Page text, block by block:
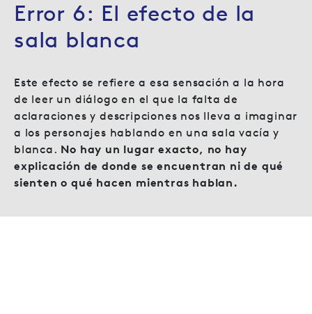
Error 6: El efecto de la
sala blanca
Este efecto se refiere a esa sensación a la hora
de leer un diálogo en el que la falta de
aclaraciones y descripciones nos lleva a imaginar
a los personajes hablando en una sala vacía y
blanca. No hay un lugar exacto, no hay
explicación de donde se encuentran ni de qué
sienten o qué hacen mientras hablan.